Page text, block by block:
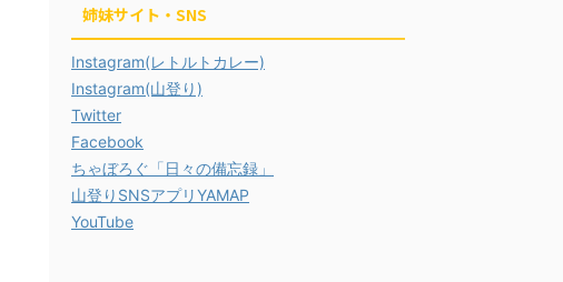
姉妹サイト・SNS
Instagram(レトルトカレー)
Instagram(山登り)
Twitter
Facebook
ちゃぼろぐ「日々の備忘録」
山登りSNSアプリYAMAP
YouTube